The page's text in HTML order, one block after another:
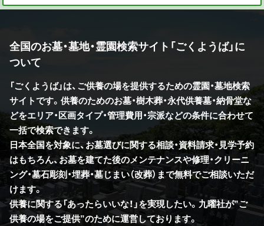
全国のお墓・墓地・霊園検索サイト「ごくようば」に
ついて
「ごくようば」は、ご供養の場を提供するための霊園・墓地検索
サイトです。供養のためのお墓・樹木葬・永代供養墓・納骨堂な
どをエリア・区画タイプ・管理費用・宗派などの条件に合わせて
一括で検索できます。
日本全国を対象に、お墓選びに関する相談・資料請求・見学予約
はもちろん、お墓を建てた後のメンテナンスや修理・クリーニ
ング・墓石彫刻・埋葬・墓じまい（改葬）まで無料でご相談いただ
けます。
供養に関する「あったらいいな！」を実現したい。九曜社が”ご
供養の場をご提供”のために運営しております。